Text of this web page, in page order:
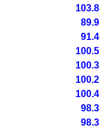
103.8
89.9
91.4
100.5
100.3
100.2
100.4
98.3
98.3